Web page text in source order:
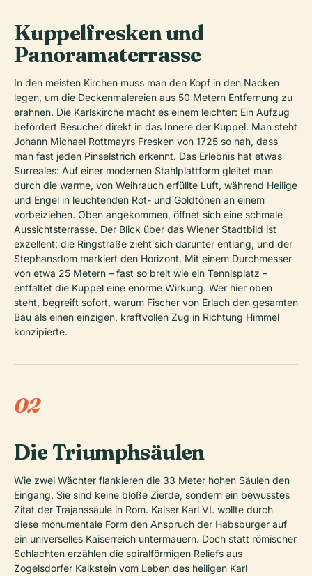
Kuppelfresken und
Panoramaterrasse
In den meisten Kirchen muss man den Kopf in den Nacken
legen, um die Deckenmalereien aus 50 Metern Entfernung zu
erahnen. Die Karlskirche macht es einem leichter: Ein Aufzug
befördert Besucher direkt in das Innere der Kuppel. Man steht
Johann Michael Rottmayrs Fresken von 1725 so nah, dass
man fast jeden Pinselstrich erkennt. Das Erlebnis hat etwas
Surreales: Auf einer modernen Stahlplattform gleitet man
durch die warme, von Weihrauch erfüllte Luft, während Heilige
und Engel in leuchtenden Rot- und Goldtönen an einem
vorbeiziehen. Oben angekommen, öffnet sich eine schmale
Aussichtsterrasse. Der Blick über das Wiener Stadtbild ist
exzellent; die Ringstraße zieht sich darunter entlang, und der
Stephansdom markiert den Horizont. Mit einem Durchmesser
von etwa 25 Metern – fast so breit wie ein Tennisplatz –
entfaltet die Kuppel eine enorme Wirkung. Wer hier oben
steht, begreift sofort, warum Fischer von Erlach den gesamten
Bau als einen einzigen, kraftvollen Zug in Richtung Himmel
konzipierte.
02
Die Triumphsäulen
Wie zwei Wächter flankieren die 33 Meter hohen Säulen den
Eingang. Sie sind keine bloße Zierde, sondern ein bewusstes
Zitat der Trajanssäule in Rom. Kaiser Karl VI. wollte durch
diese monumentale Form den Anspruch der Habsburger auf
ein universelles Kaiserreich untermauern. Doch statt römischer
Schlachten erzählen die spiralförmigen Reliefs aus
Zogelsdorfer Kalkstein vom Leben des heiligen Karl